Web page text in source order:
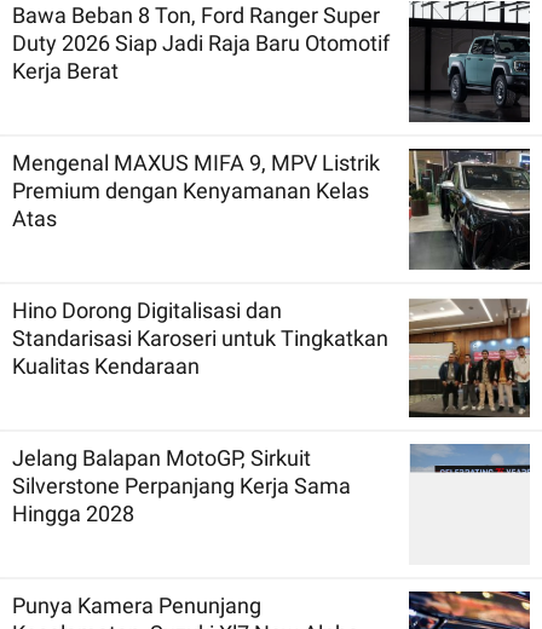
Bawa Beban 8 Ton, Ford Ranger Super
Duty 2026 Siap Jadi Raja Baru Otomotif
Kerja Berat
Mengenal MAXUS MIFA 9, MPV Listrik
Premium dengan Kenyamanan Kelas
Atas
Hino Dorong Digitalisasi dan
Standarisasi Karoseri untuk Tingkatkan
Kualitas Kendaraan
Jelang Balapan MotoGP, Sirkuit
Silverstone Perpanjang Kerja Sama
Hingga 2028
Punya Kamera Penunjang